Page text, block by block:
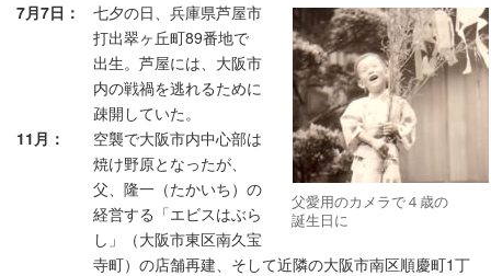
7月7日
父愛用のカメラで４歳の
誕生日に
七夕の日、兵庫県芦屋市
打出翠ヶ丘町89番地で
出生。芦屋には、大阪市
内の戦禍を逃れるために
疎開していた。
11月
空襲で大阪市内中心部は
焼け野原となったが、
父、隆一（たかいち）の
経営する「エビスはぶら
し」（大阪市東区南久宝
寺町）の店舗再建、そして近隣の大阪市南区順慶町1丁